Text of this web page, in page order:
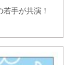
手が共演！